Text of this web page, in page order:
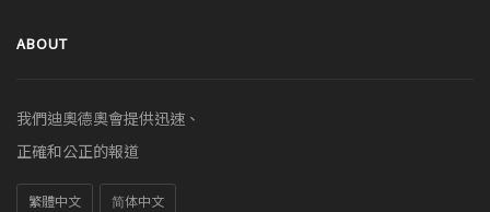
ABOUT
我們迪奧德奧會提供迅速、
正確和公正的報道
繁體中文 简体中文